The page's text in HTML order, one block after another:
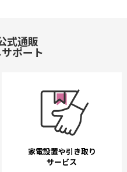
式通販
ポート
家電設置や引き取り
サービス